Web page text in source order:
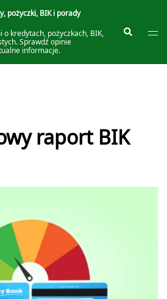
pożyczki, BIK i porady
kredytach, pożyczkach, BIK,
Sprawdź opinie
informacje.
Szukaj
raport BIK